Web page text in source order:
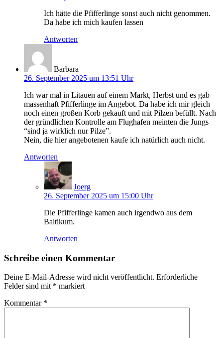
Ich hätte die Pfifferlinge sonst auch nicht genommen.
Da habe ich mich kaufen lassen
Antworten
Barbara
26. September 2025 um 13:51 Uhr
Ich war mal in Litauen auf einem Markt, Herbst und es gab
massenhaft Pfifferlinge im Angebot. Da habe ich mir gleich
noch einen großen Korb gekauft und mit Pilzen befüllt. Nach
der gründlichen Kontrolle am Flughafen meinten die Jungs
“sind ja wirklich nur Pilze”.
Nein, die hier angebotenen kaufe ich natürlich auch nicht.
Antworten
Joerg
26. September 2025 um 15:00 Uhr
Die Pfifferlinge kamen auch irgendwo aus dem
Baltikum.
Antworten
Schreibe einen Kommentar
Deine E-Mail-Adresse wird nicht veröffentlicht. Erforderliche
Felder sind mit * markiert
Kommentar *